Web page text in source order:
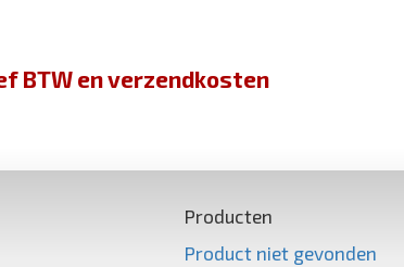
BTW en verzendkosten
Producten
Product niet gevonden